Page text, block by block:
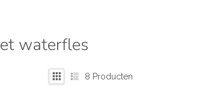
waterfles
8 Producten